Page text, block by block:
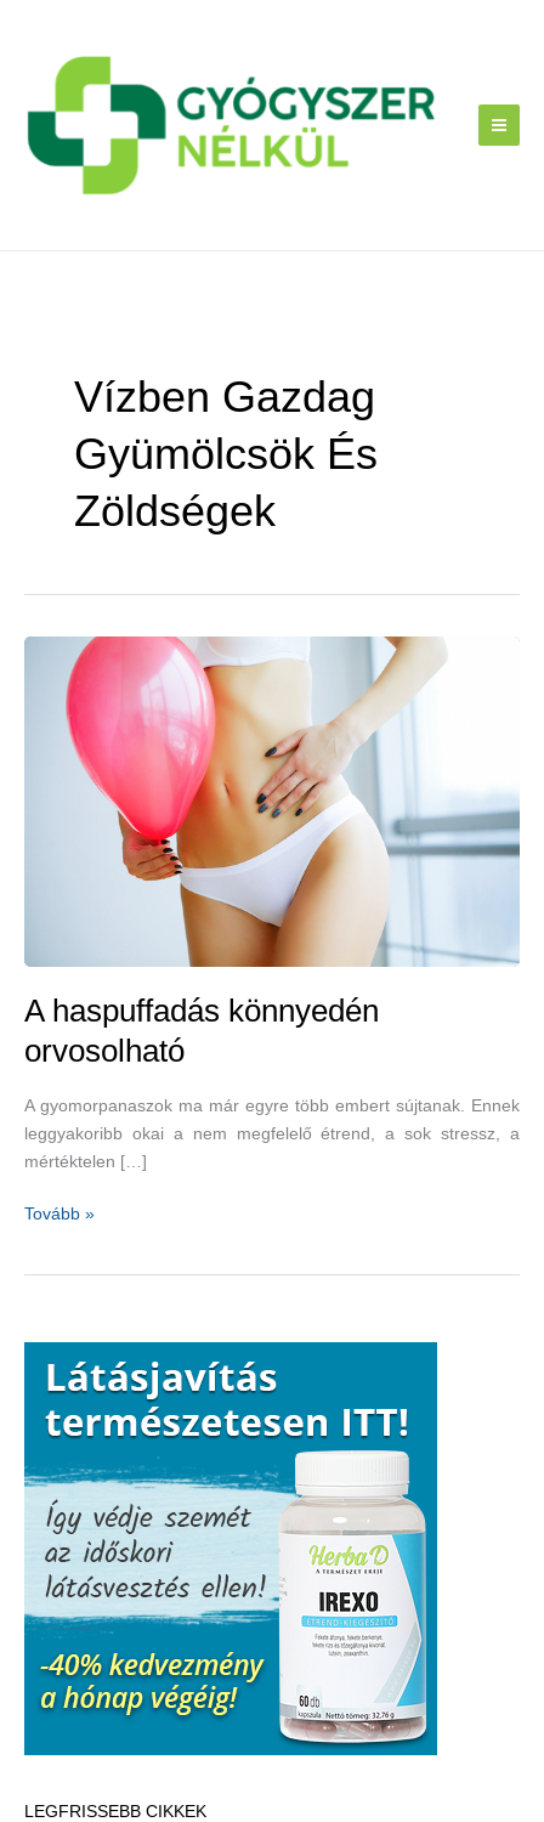
Vízben Gazdag
Gyümölcsök És
Zöldségek
A haspuffadás könnyedén
orvosolható
A gyomorpanaszok ma már egyre több embert sújtanak. Ennek
leggyakoribb okai a nem megfelelő étrend, a sok stressz, a
mértéktelen […]
A
Tovább »
LEGFRISSEBB CIKKEK